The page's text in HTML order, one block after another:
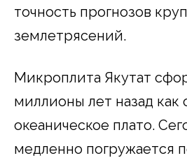
точность прогнозов
землетрясений.
Микроплита Якутат
миллионы лет назад как
океаническое плато.
медленно погружается